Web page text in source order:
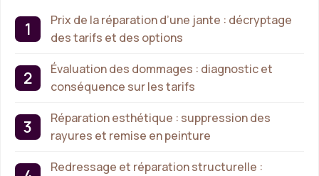
Prix de la réparation d’une jante : décryptage
des tarifs et des options
Évaluation des dommages : diagnostic et
conséquence sur les tarifs
Réparation esthétique : suppression des
rayures et remise en peinture
Redressage et réparation structurelle :